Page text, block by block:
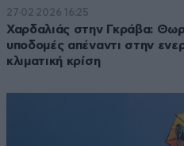
27·02·2026 16:25
Χαρδαλιάς στην Γκράβα:
υποδομές απέναντι στην
κλιματική κρίση